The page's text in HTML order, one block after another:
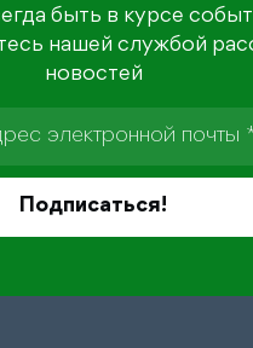
быть в курсе
нашей службой
новостей